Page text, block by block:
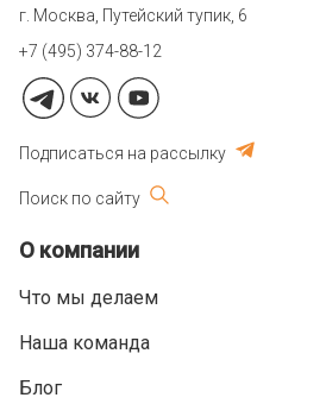
г. Москва, Путейский тупик, 6
+7 (495) 374-88-12
Подписаться на рассылку
Поиск по сайту
О компании
Что мы делаем
Наша команда
Блог